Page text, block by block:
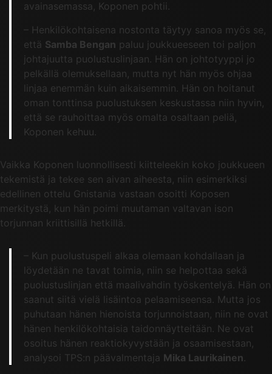
avainasemassa, Koponen pohtii.
– Henkilökohtaisena nostonta täytyy sanoa myös se,
että Samba Bengan paluu joukkueeseen toi paljon
johtajuutta puolustuslinjaan. Hän on johtotyyppi jo
pelkällä olemuksellaan, mutta nyt hän myös ohjaa
linjaa enemmän kuin aikaisemmin. Hän on hoitanut
oman tonttinsa puolustuksen keskustassa niin hyvin,
että se rauhoittaa myös omalta osaltaan peliä,
Koponen kehuu.
Vaikka Koponen luonnollisesti kiitteleekin koko joukkueen
tekemistä ja tekee sen aivan aiheesta, niin esimerkiksi
edellinen ottelu Gnistania vastaan osoitti Koposen
merkitystä, kun hän poimi muutaman valtavan ison
torjunnan kriittisillä hetkillä.
– Kun puolustuspeli alkaa olemaan kohdallaan ja
löydetään ne tavat toimia, niin se helpottaa sekä
puolustuslinjan että maalivahdin työskentelyä. Hän on
saanut siitä vielä lisäintoa pelaamiseensa. Mutta jos
puhutaan hänen hienoista torjunnoistaan, niin ne ovat
hänen henkilökohtaisia taidonnäytteitään. Ne ovat
osoitus hänen reaktiokyvystään ja osaamisestaan,
analysoi TPS:n päävalmentaja Mika Laurikainen.